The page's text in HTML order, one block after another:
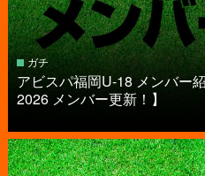
ガチ
アビスパ福岡U-18 メンバー
2026 メンバー更新！】